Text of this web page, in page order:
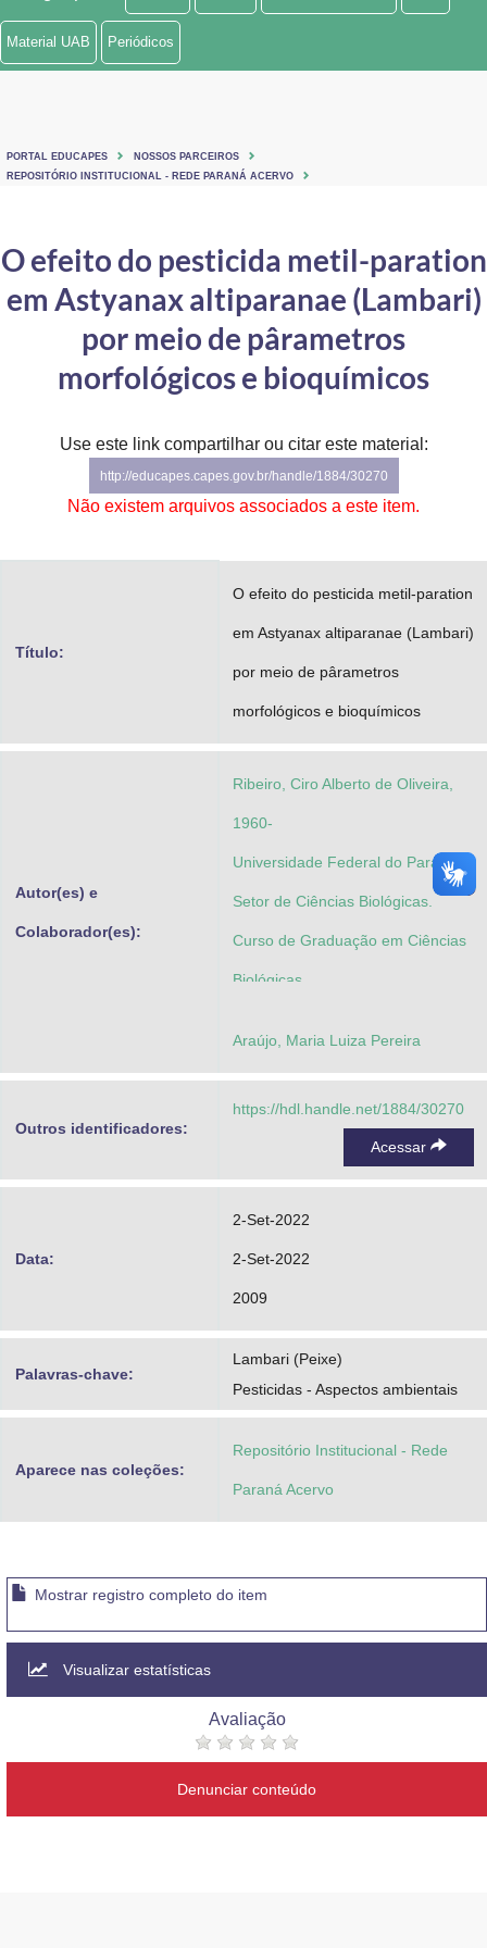
Ministério de Minas e Energia
Ministério do Turismo
Controladoria-Geral da União
Ministério da Mulher, da Família e dos Direitos Humanos
Gabinete de Segurança Institucional
Advocacia-Geral da União
Material UAB Periódicos
PORTAL EDUCAPES
NOSSOS PARCEIROS
REPOSITÓRIO INSTITUCIONAL - REDE PARANÁ ACERVO
O efeito do pesticida metil-paration
em Astyanax altiparanae (Lambari)
por meio de pârametros
morfológicos e bioquímicos
Use este link compartilhar ou citar este material:
http://educapes.capes.gov.br/handle/1884/30270
Não existem arquivos associados a este item.
Título:
O efeito do pesticida metil-paration
em Astyanax altiparanae (Lambari)
por meio de pârametros
morfológicos e bioquímicos
Autor(es) e
Colaborador(es):
Ribeiro, Ciro Alberto de Oliveira,
1960-
Universidade Federal do Paraná.
Setor de Ciências Biológicas.
Curso de Graduação em Ciências
Biológicas
Araújo, Maria Luiza Pereira
Outros identificadores:
https://hdl.handle.net/1884/30270
Acessar
Data:
2-Set-2022
2-Set-2022
2009
Palavras-chave:
Lambari (Peixe)
Pesticidas - Aspectos ambientais
Aparece nas coleções:
Repositório Institucional - Rede
Paraná Acervo
Mostrar registro completo do item
Visualizar estatísticas
Avaliação
Denunciar conteúdo